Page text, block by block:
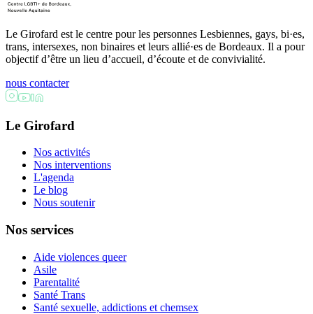
Le Girofard est le centre pour les personnes Lesbiennes, gays, bi·es,
trans, intersexes, non binaires et leurs allié·es de Bordeaux. Il a pour
objectif d’être un lieu d’accueil, d’écoute et de convivialité.
nous contacter
Le Girofard
Nos activités
Nos interventions
L'agenda
Le blog
Nous soutenir
Nos services
Aide violences queer
Asile
Parentalité
Santé Trans
Santé sexuelle, addictions et chemsex